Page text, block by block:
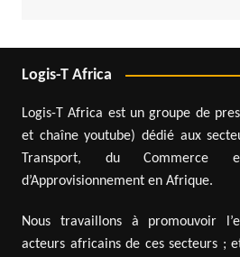
Logis-T Africa
Logis-T Africa est un groupe de
et chaîne youtube) dédié aux
Transport, du
d’Approvisionnement en Afrique.
Nous travaillons à promouvoir
acteurs africains de ces secteurs ;